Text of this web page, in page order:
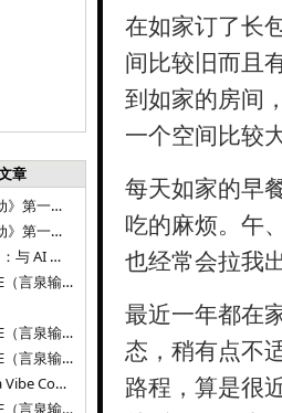
章
《永恒的舞动》第一百二十八章
《永恒的舞动》第一百二十七章
Vibe Coding：与 AI 并肩进步——言泉输入法 v0.4.1
Cassotis IME（言泉输入法）v0.3.1
Cassotis IME（言泉输入法）v0.2.0
Cassotis IME（言泉输入法）v0.1.0
Project V via Vibe Coding
Cassotis IME（言泉输入法）阶段二
在如家订了长
间比较旧而且
到如家的房间
一个空间比较
每天如家的早
吃的麻烦。午
也经常会拉我
最近一年都在
态，稍有点不
路程，算是很